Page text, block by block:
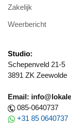
Zakelijk
Weerbericht
Studio:
Schepenveld 21-5
3891 ZK Zeewolde
Email:
085-0640737
+31 85 0640737